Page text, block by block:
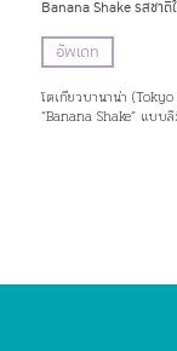
Banana Shake รสชา
อัพเดท
โตเกียวบานาน่า
“Banana Shake” แบบ